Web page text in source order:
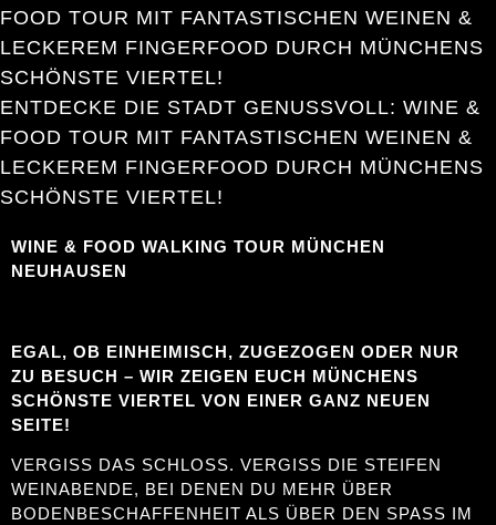
FOOD TOUR MIT FANTASTISCHEN WEINEN &
LECKEREM FINGERFOOD DURCH MÜNCHENS
SCHÖNSTE VIERTEL!
ENTDECKE DIE STADT GENUSSVOLL: WINE &
FOOD TOUR MIT FANTASTISCHEN WEINEN &
LECKEREM FINGERFOOD DURCH MÜNCHENS
SCHÖNSTE VIERTEL!
WINE & FOOD WALKING TOUR MÜNCHEN
NEUHAUSEN
EGAL, OB EINHEIMISCH, ZUGEZOGEN ODER NUR
ZU BESUCH – WIR ZEIGEN EUCH MÜNCHENS
SCHÖNSTE VIERTEL VON EINER GANZ NEUEN
SEITE!
VERGISS DAS SCHLOSS. VERGISS DIE STEIFEN
WEINABENDE, BEI DENEN DU MEHR ÜBER
BODENBESCHAFFENHEIT ALS ÜBER DEN SPASS IM G